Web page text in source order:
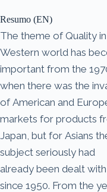
Resumo (EN)
The theme of Quality
Western world has
important from the
when there was the
of American and
markets for products
Japan, but for Asians
subject seriously had
already been dealt with
since 1950. From the